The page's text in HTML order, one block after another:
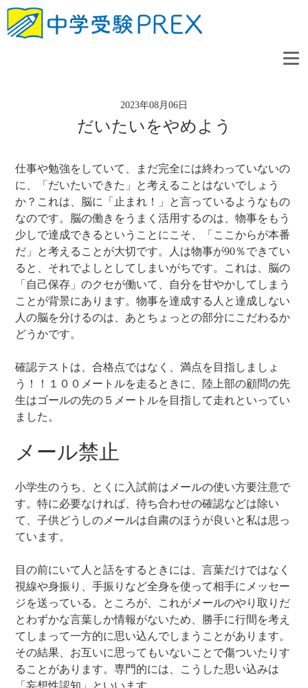
2023年08月06日
だいたいをやめよう
仕事や勉強をしていて、まだ完全には終わっていないの
に、「だいたいできた」と考えることはないでしょう
か？これは、脳に「止まれ！」と言っているようなもの
なのです。脳の働きをうまく活用するのは、物事をもう
少しで達成できるということにこそ、「ここからが本番
だ」と考えることが大切です。人は物事が90％できてい
ると、それでよしとしてしまいがちです。これは、脳の
「自己保存」のクセが働いて、自分を甘やかしてしまう
ことが背景にあります。物事を達成する人と達成しない
人の脳を分けるのは、あとちょっとの部分にこだわるか
どうかです。
確認テストは、合格点ではなく、満点を目指しましょ
う！！１００メートルを走るときに、陸上部の顧問の先
生はゴールの先の５メートルを目指して走れといってい
ました。
メール禁止
小学生のうち、とくに入試前はメールの使い方要注意で
す。特に必要なければ、待ち合わせの確認などは除い
て、子供どうしのメールは自粛のほうが良いと私は思っ
ています。
目の前にいて人と話をするときには、言葉だけではなく
視線や身振り、手振りなど全身を使って相手にメッセー
ジを送っている。ところが、これがメールのやり取りだ
とわずかな言葉しか情報がないため、勝手に行間を考え
てしまって一方的に思い込んでしまうことがあります。
その結果、お互いに思ってもいないことで傷ついたりす
ることがあります。専門的には、こうした思い込みは
「妄想性認知」といいます。